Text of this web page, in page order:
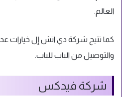
العالم.
كما تتيح شركة دي اتش إل خيارات
والتوصيل من الباب للباب.
شركة فيدكس